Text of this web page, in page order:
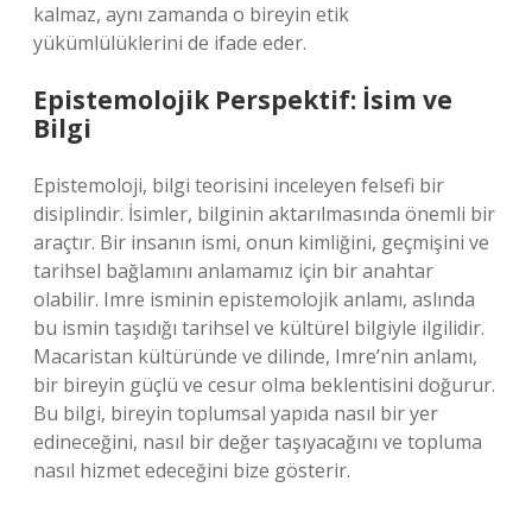
kalmaz, aynı zamanda o bireyin etik
yükümlülüklerini de ifade eder.
Epistemolojik Perspektif: İsim ve
Bilgi
Epistemoloji, bilgi teorisini inceleyen felsefi bir
disiplindir. İsimler, bilginin aktarılmasında önemli bir
araçtır. Bir insanın ismi, onun kimliğini, geçmişini ve
tarihsel bağlamını anlamamız için bir anahtar
olabilir. Imre isminin epistemolojik anlamı, aslında
bu ismin taşıdığı tarihsel ve kültürel bilgiyle ilgilidir.
Macaristan kültüründe ve dilinde, Imre’nin anlamı,
bir bireyin güçlü ve cesur olma beklentisini doğurur.
Bu bilgi, bireyin toplumsal yapıda nasıl bir yer
edineceğini, nasıl bir değer taşıyacağını ve topluma
nasıl hizmet edeceğini bize gösterir.